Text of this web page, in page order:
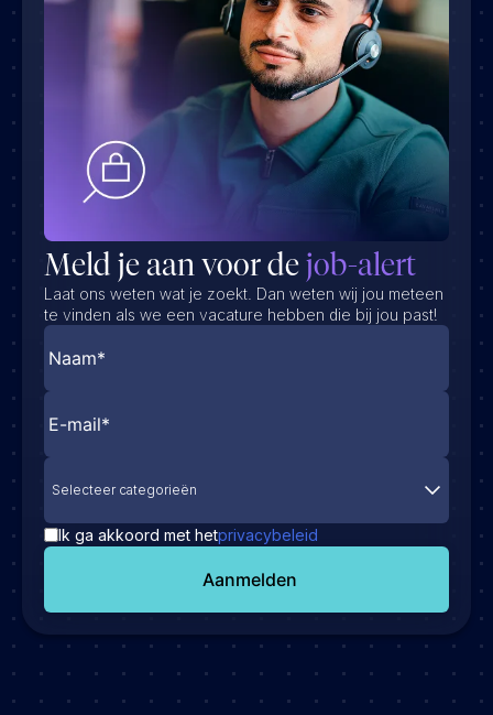
Meld je aan voor dejob-alert
Laat ons weten wat je zoekt. Dan weten wij jou meteen
te vinden als we een vacature hebben die bij jou past!
Selecteer categorieën
Ik ga akkoord met hetprivacybeleid
Aanmelden